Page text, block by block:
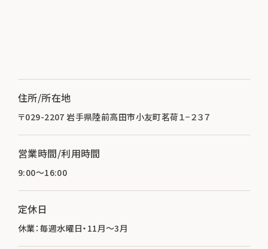
住所/所在地
〒029-2207 岩手県陸前高田市小友町茗荷１−２３７
営業時間/利用時間
9:00～16:00
定休日
休業：毎週水曜日・11月～3月